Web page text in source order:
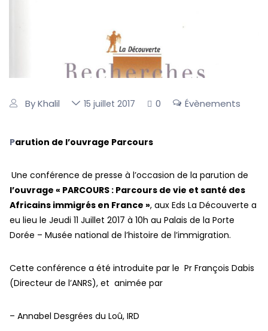
By Khalil 15 juillet 2017 0 Évènements
Parution de l’ouvrage Parcours
Une conférence de presse à l’occasion de la parution de
l’ouvrage « PARCOURS : Parcours de vie et santé des
Africains immigrés en France », aux Eds La Découverte a
eu lieu le Jeudi 11 Juillet 2017 à 10h au Palais de la Porte
Dorée – Musée national de l’histoire de l’immigration.
Cette conférence a été introduite par le Pr François Dabis
(Directeur de l’ANRS), et animée par
– Annabel Desgrées du Loû, IRD